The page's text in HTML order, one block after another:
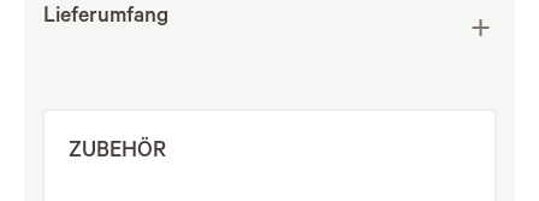
Lieferumfang
ZUBEHÖR